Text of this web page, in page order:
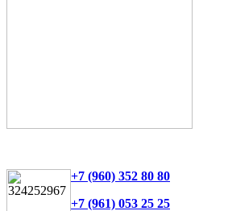
+7 (960) 352 80 80
+7 (961) 053 25 25